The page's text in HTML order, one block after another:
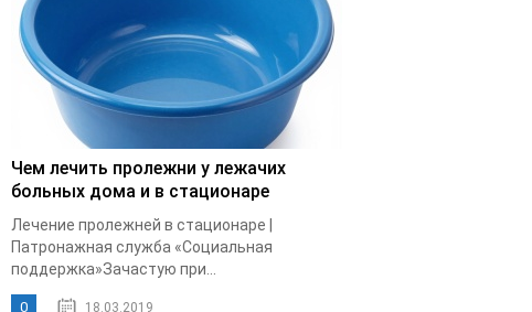
Чем лечить пролежни у лежачих
больных дома и в стационаре
Лечение пролежней в стационаре |
Патронажная служба «Социальная
поддержка»Зачастую при...
0 18.03.2019